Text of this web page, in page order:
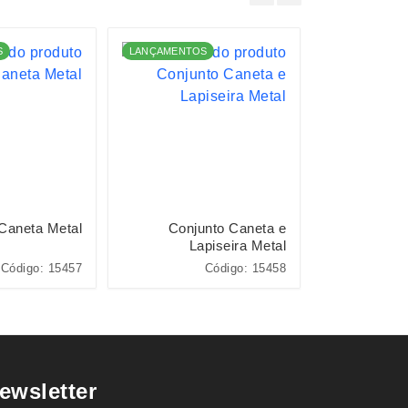
Metal
Código: 15457
LANÇAMENTOS
Conjunto Caneta e
Lapiseira Metal
Código: 15458